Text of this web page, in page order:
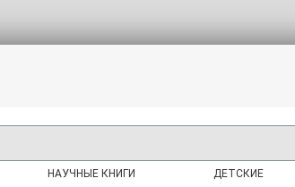
НАУЧНЫЕ КНИГИ
ДЕТСКИЕ